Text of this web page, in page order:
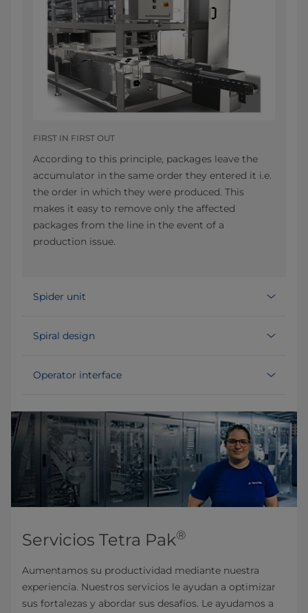
FIRST IN FIRST OUT
According to this principle, packages leave the
accumulator in the same order they entered it i.e.
the order in which they were produced. This
makes it easy to remove only the affected
packages from the line in the event of a
production issue.
Spider unit
Spiral design
Operator interface
Servicios Tetra Pak®
Aumentamos su productividad mediante nuestra
experiencia. Nuestros servicios le ayudan a optimizar
sus fortalezas y abordar sus desafíos. Le ayudamos a